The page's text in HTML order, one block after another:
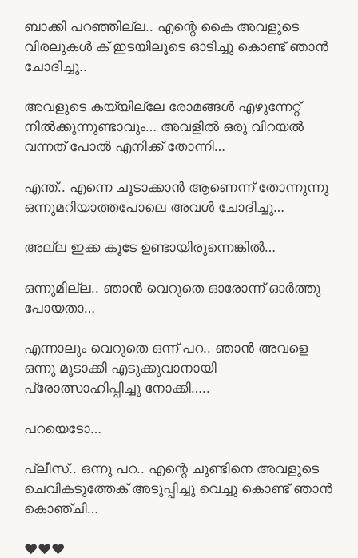
ബാക്കി പറഞ്ഞില്ല.. എന്റെ കൈ അവളുടെ
വിരലുകൾ ക് ഇടയിലൂടെ ഓടിച്ചു കൊണ്ട് ഞാൻ
ചോദിച്ചു..
അവളുടെ കയ്യില്ലേ രോമങ്ങൾ എഴുന്നേറ്റ്
നിൽക്കുന്നുണ്ടാവും… അവളിൽ ഒരു വിറയൽ
വന്നത് പോൽ എനിക്ക് തോന്നി…
എന്ത്.. എന്നെ ചൂടാക്കാൻ ആണെന്ന് തോന്നുന്നു
ഒന്നുമറിയാത്തപോലെ അവൾ ചോദിച്ചു…
അല്ല ഇക്ക കൂടേ ഉണ്ടായിരുന്നെങ്കിൽ…
ഒന്നുമില്ല.. ഞാൻ വെറുതെ ഓരോന്ന് ഓർത്തു
പോയതാ…
എന്നാലും വെറുതെ ഒന്ന് പറ.. ഞാൻ അവളെ
ഒന്നു മൂടാക്കി എടുക്കുവാനായി
പ്രോത്സാഹിപ്പിച്ചു നോക്കി…..
പറയെടോ…
പ്ലീസ്.. ഒന്നു പറ.. എന്റെ ചുണ്ടിനെ അവളുടെ
ചെവികടുത്തേക് അടുപ്പിച്ചു വെച്ചു കൊണ്ട് ഞാൻ
കൊഞ്ചി…
❤❤❤